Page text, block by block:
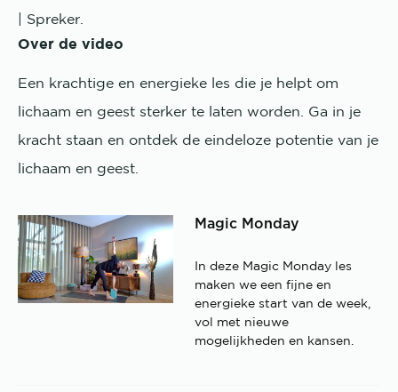
| Spreker.
Over de video
Een krachtige en energieke les die je helpt om
lichaam en geest sterker te laten worden. Ga in je
kracht staan en ontdek de eindeloze potentie van je
lichaam en geest.
Magic Monday
In deze Magic Monday les
maken we een fijne en
energieke start van de week,
vol met nieuwe
mogelijkheden en kansen.